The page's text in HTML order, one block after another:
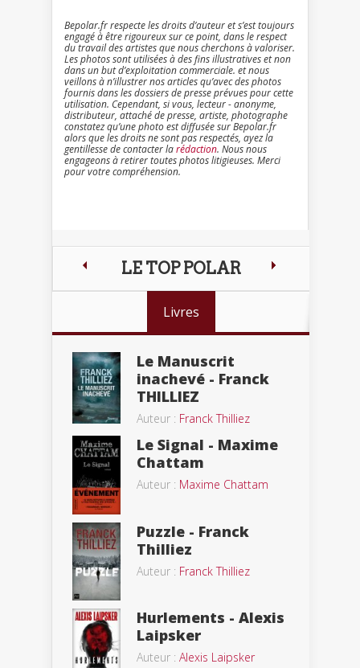
Bepolar.fr respecte les droits d’auteur et s’est toujours
engagé à être rigoureux sur ce point, dans le respect
du travail des artistes que nous cherchons à valoriser.
Les photos sont utilisées à des fins illustratives et non
dans un but d’exploitation commerciale. et nous
veillons à n’illustrer nos articles qu’avec des photos
fournis dans les dossiers de presse prévues pour cette
utilisation. Cependant, si vous, lecteur - anonyme,
distributeur, attaché de presse, artiste, photographe
constatez qu’une photo est diffusée sur Bepolar.fr
alors que les droits ne sont pas respectés, ayez la
gentillesse de contacter larédaction. Nous nous
engageons à retirer toutes photos litigieuses. Merci
pour votre compréhension.
LE TOP POLAR
Livres
Le Manuscrit
inachevé - Franck
THILLIEZ
Auteur : Franck Thilliez
Le Signal - Maxime
Chattam
Auteur : Maxime Chattam
Puzzle - Franck
Thilliez
Auteur : Franck Thilliez
Hurlements - Alexis
Laipsker
Auteur : Alexis Laipsker